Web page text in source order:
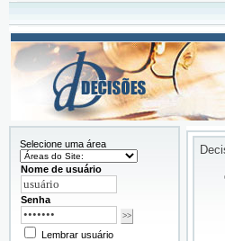
Selecione uma área
Nome de usuário
Senha
Lembrar usuário